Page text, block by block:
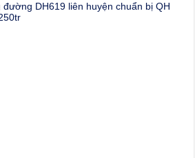
DH619 liên huyện chuẩn bị QH